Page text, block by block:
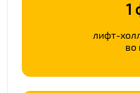
1
лифт-
во